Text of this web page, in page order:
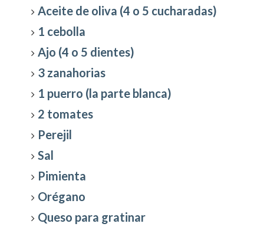
Aceite de oliva (4 o 5 cucharadas)
1 cebolla
Ajo (4 o 5 dientes)
3 zanahorias
1 puerro (la parte blanca)
2 tomates
Perejil
Sal
Pimienta
Orégano
Queso para gratinar